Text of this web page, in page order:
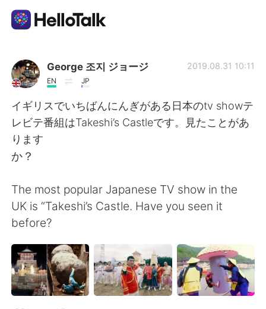
語言交換應用
AI Grammar Checker
繁體中文
Español العربية
日本語 한국어
George 조지 ジョージ
EN JP
2019.08.31 10:11
イギリスでいちばんにんぎがある日本のtv showテ
レビテ番組はTakeshi’s Castleです。見たことがあ
ります
か？
The most popular Japanese TV show in the
UK is “Takeshi’s Castle. Have you seen it
before?